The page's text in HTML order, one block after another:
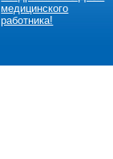
медицинского
работника!